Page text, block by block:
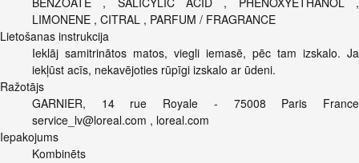
LIMONENE , CITRAL , PARFUM / FRAGRANCE
Lietošanas instrukcija
Ieklāj samitrinātos matos, viegli iemasē, pēc tam izskalo. Ja
iekļūst acīs, nekavējoties rūpīgi izskalo ar ūdeni.
Ražotājs
GARNIER, 14 rue Royale - 75008 Paris France
service_lv@loreal.com , loreal.com
Iepakojums
Kombinēts